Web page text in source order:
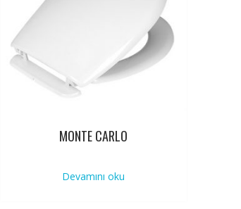
MONTE CARLO
Devamını oku